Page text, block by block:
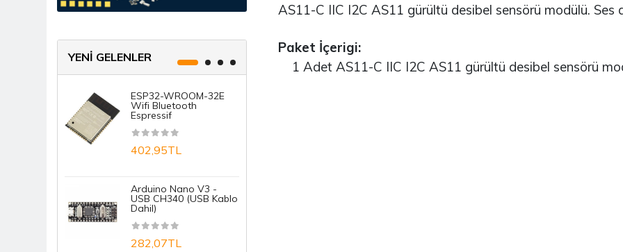
Kablo Çeşitleri
Kablosuz Haberleşme IOT
Komponent
Mekanik
Ölçü Ve Test Aleti
Sensörler
YENİ GELENLER
ESP32-WROOM-32E
Wifi Bluetooth
Espressif
402,95TL
Arduino Nano V3 -
USB CH340 (USB Kablo
Dahil)
282,07TL
AS11-C IIC I2C AS11 gürültü desibel sensörü modülü. Ses
Paket İçerigi:
1 Adet AS11-C IIC I2C AS11 gürültü desibel sensörü